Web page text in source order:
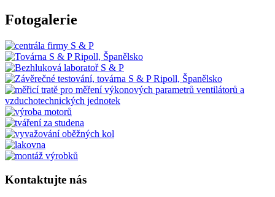
Fotogalerie
Kontaktujte nás